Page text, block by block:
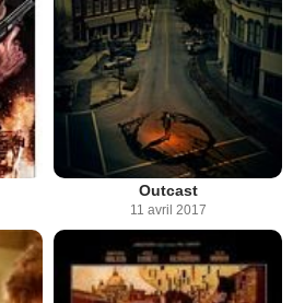
Outcast
11 avril 2017